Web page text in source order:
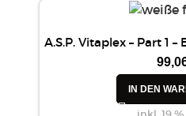
A.S.P. Vitaplex – Part 1
IN DEN